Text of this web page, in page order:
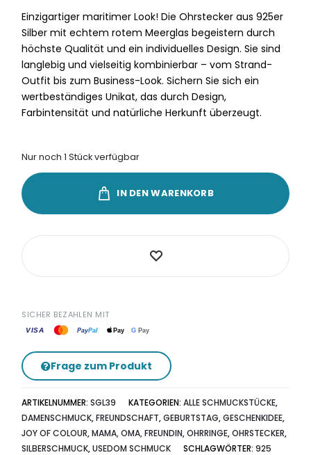
Einzigartiger maritimer Look! Die Ohrstecker aus 925er
Silber mit echtem rotem Meerglas begeistern durch
höchste Qualität und ein individuelles Design. Sie sind
langlebig und vielseitig kombinierbar – vom Strand-
Outfit bis zum Business-Look. Sichern Sie sich ein
wertbeständiges Unikat, das durch Design,
Farbintensität und natürliche Herkunft überzeugt.
Nur noch 1 Stück verfügbar
IN DEN WARENKORB
SICHER BEZAHLEN MIT
VISA PayPal Pay G Pay
Frage zum Produkt
ARTIKELNUMMER:SGL39 KATEGORIEN:ALLE SCHMUCKSTÜCKE,
DAMENSCHMUCK,FREUNDSCHAFT,GEBURTSTAG,GESCHENKIDEE,
JOY OF COLOUR,MAMA, OMA, FREUNDIN,OHRRINGE,OHRSTECKER,
SILBERSCHMUCK,USEDOM SCHMUCK SCHLAGWÖRTER:925